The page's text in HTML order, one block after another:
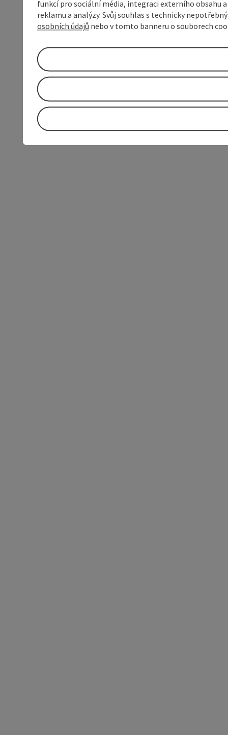
funkcí pro sociální média, integraci externího obsahu
reklamu a analýzy. Svůj souhlas s technicky
osobních údajů nebo v tomto banneru o souborech